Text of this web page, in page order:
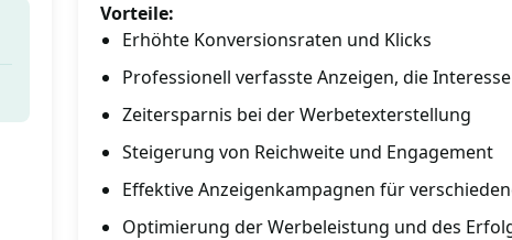
Vorteile:
Erhöhte Konversionsraten und Klicks
Professionell verfasste Anzeigen, die
Zeitersparnis bei der Werbetexterstellung
Steigerung von Reichweite und Engagement
Effektive Anzeigenkampagnen für
Optimierung der Werbeleistung und des